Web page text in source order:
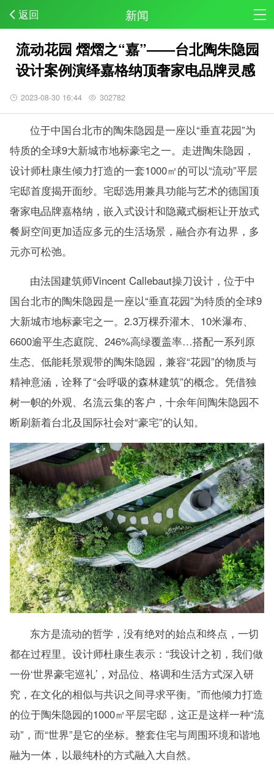
返回 新闻
流动花园 熠熠之“嘉”——台北陶朱隐园
设计案例演绎嘉格纳顶奢家电品牌灵感
2023-08-30 16:44 302782
位于中国台北市的陶朱隐园是一座以“垂直花园”为
特质的全球9大新城市地标豪宅之一。走进陶朱隐园，
设计师杜康生倾力打造的一套1000㎡的可以“流动”平层
宅邸首度揭开面纱。宅邸选用兼具功能与艺术的德国顶
奢家电品牌嘉格纳，嵌入式设计和隐藏式橱柜让开放式
餐厨空间更加适应多元的生活场景，融合亦有边界，多
元亦可松弛。
由法国建筑师Vincent Callebaut操刀设计，位于中
国台北市的陶朱隐园是一座以“垂直花园”为特质的全球9
大新城市地标豪宅之一。2.3万棵乔灌木、10米瀑布、
6600逾平生态庭院、246%高绿覆盖率…搭配一系列原
生态、低能耗景观带的陶朱隐园，兼容“花园”的物质与
精神意涵，诠释了“会呼吸的森林建筑”的概念。凭借独
树一帜的外观、名流云集的客户，十余年间陶朱隐园不
断刷新着台北及国际社会对“豪宅”的认知。
东方是流动的哲学，没有绝对的始点和终点，一切
都在过程里。设计师杜康生表示：“我设计之初，我们做
一份‘世界豪宅巡礼’，对品位、格调和生活方式深入研
究，在文化的相似与共识之间寻求平衡。”而他倾力打造
的位于陶朱隐园的1000㎡平层宅邸，这正是这样一种“流
动”，而“世界”是它的坐标。整套住宅与周围环境和谐地
融为一体，以最纯朴的方式融入大自然。